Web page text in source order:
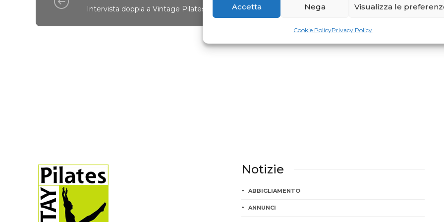
Accetta Nega Visualizza le
Cookie PolicyPrivacy Policy
Intervista doppia a Vintage Pilates Parlano di Pilates...
Notizie
ABBIGLIAMENTO
ANNUNCI